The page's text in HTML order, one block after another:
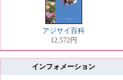
アジサイ百科
12,572円
インフォメーション